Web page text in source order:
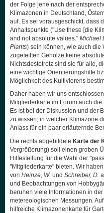
der Folge jene nach der
Klimazonen in Deutschland,
auf. Es sei vorausgeschickt, dass
Anhaltspunkte ("Use these [die
and not absolute values." Michael
Plants) sein können, wie auch die
zugeteilten Gehölze keine
Nichtsdestotrotz sind sie für alle,
eine wichtige Orientierungshilfe
Möglichkeit des Kultivierens
Daher haben wir uns
Mitgliederkarte im Forum auch
Es ist bei der Diskussion und der
zu wissen, in welcher Klimazone
Anlass für ein paar erläuternde
Die rechts abgebildete Karte der
Vergrößerung) soll einen groben
Hilfestellung für die Wahl der
"Mitgliederkarte" bieten. Wir
von Heinze, W. und Schreiber, D.
und Beobachtungen von
beruhen viele Informationen in
metereologischen Messungen.
hilfreiche Klimazonenkarte für